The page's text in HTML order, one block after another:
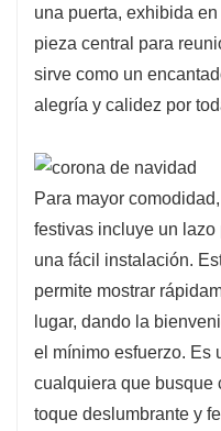
una puerta, exhibida
pieza central para
sirve como un
alegría y calidez por
Para mayor
festivas incluye un
una fácil instalación.
permite mostrar
lugar, dando la
el mínimo esfuerzo. Es
cualquiera que busque
toque deslumbrante y